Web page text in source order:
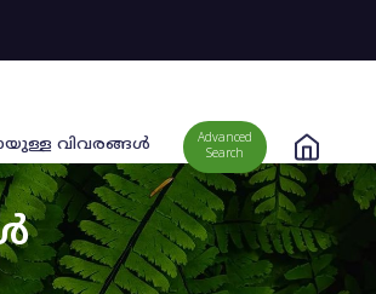
വിവരങ്ങള്‍
Advanced
Search